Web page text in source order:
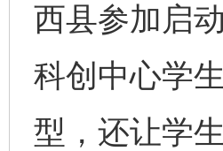
西县参加启
科创中心学
型，还让学